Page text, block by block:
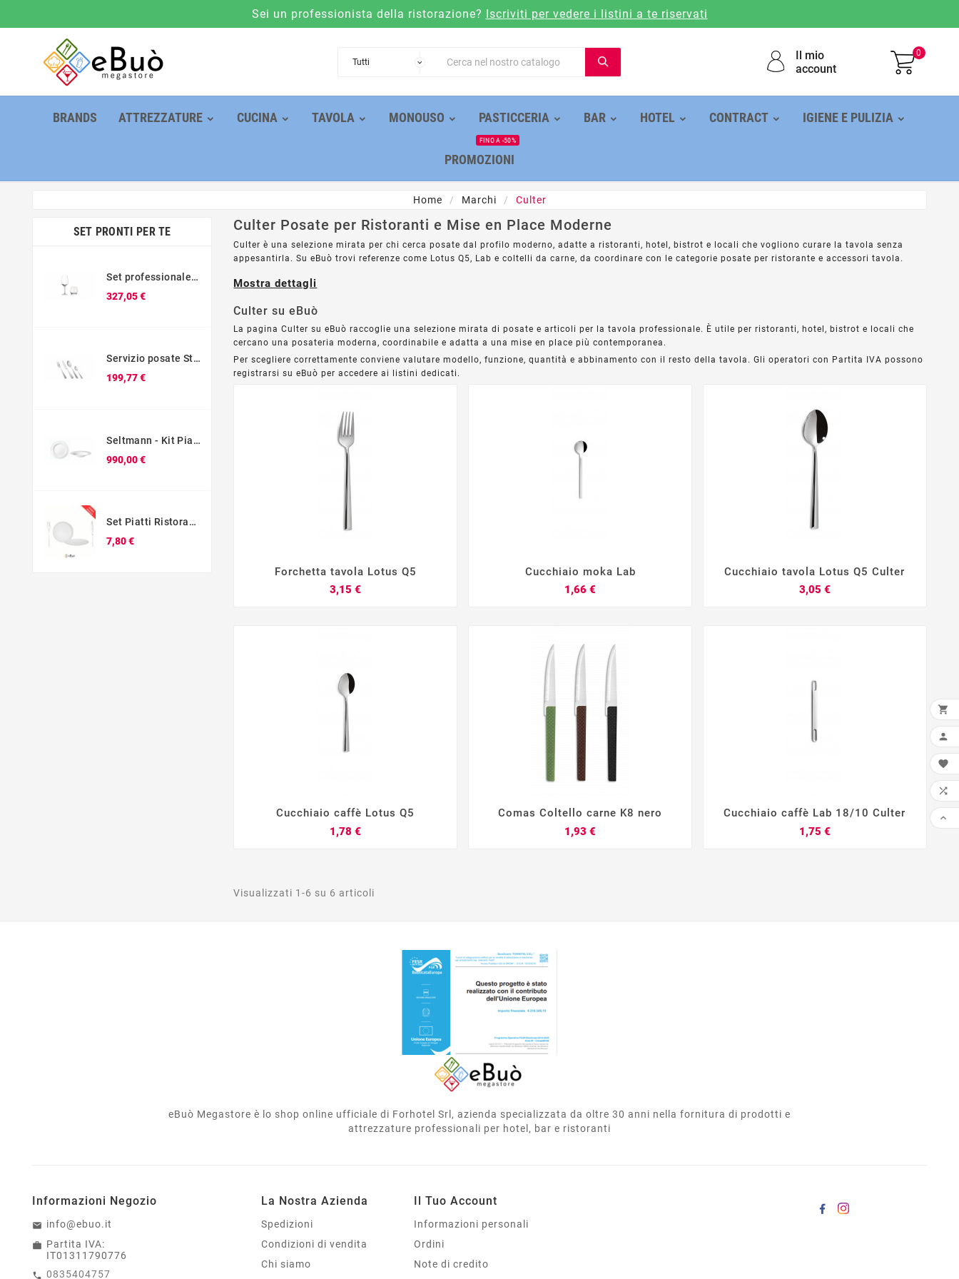
Sei un professionista della ristorazione? Iscriviti per vedere i listini a te riservati
Il mio
account
0
BRANDS ATTREZZATURE CUCINA TAVOLA MONOUSO PASTICCERIA BAR HOTEL CONTRACT IGIENE E PULIZIA
PROMOZIONI
FINO A -50%
Home Marchi Culter
SET PRONTI PER TE
Set professionale 60 calici vino + 60 bicchieri acqua Schott Zwiesel
327,05 €Prezzo
Servizio posate Stoccolma Mepra da 60
199,77 €Prezzo
Seltmann - Kit Piatto Piano Cm 28 + Piatto Fondo Cm 27 Blues
990,00 €Prezzo
Set Piatti Ristorante con Forchetta e Coltello – Kit Promo Posto Tavola
7,80 €Prezzo
Culter Posate per Ristoranti e Mise en Place Moderne
Culter è una selezione mirata per chi cerca posate dal profilo moderno, adatte a ristoranti, hotel, bistrot e locali che vogliono curare la tavola senza
appesantirla. Su eBuò trovi referenze come Lotus Q5, Lab e coltelli da carne, da coordinare con le categorieposate per ristorante e accessori tavola.
Mostra dettagli
Culter su eBuò
La pagina Culter su eBuò raccoglie una selezione mirata di posate e articoli per la tavola professionale. È utile per ristoranti, hotel, bistrot e locali che
cercano una posateria moderna, coordinabile e adatta a una mise en place più contemporanea.
Per scegliere correttamente conviene valutare modello, funzione, quantità e abbinamento con il resto della tavola. Gli operatori con Partita IVA possono
registrarsi su eBuò per accedere ai listini dedicati.
 
Forchetta tavola Lotus Q5
3,15 €
 
Cucchiaio moka Lab
1,66 €
 
Cucchiaio tavola Lotus Q5 Culter
3,05 €Prezzo
Cucchiaio caffè Lotus Q5
1,78 €
Comas Coltello carne K8 nero
1,93 €
Cucchiaio caffè Lab 18/10 Culter
1,75 €Prezzo
Visualizzati 1-6 su 6 articoli
eBuò Megastore è lo shop online ufficiale di Forhotel Srl, azienda specializzata da oltre 30 anni nella fornitura di prodotti e
attrezzature professionali per hotel, bar e ristoranti
Informazioni Negozio
info@ebuo.it
Partita IVA:
IT01311790776
0835404757
La Nostra Azienda
Spedizioni
Condizioni di vendita
Chi siamo
Il Tuo Account
Informazioni personali
Ordini
Note di credito




